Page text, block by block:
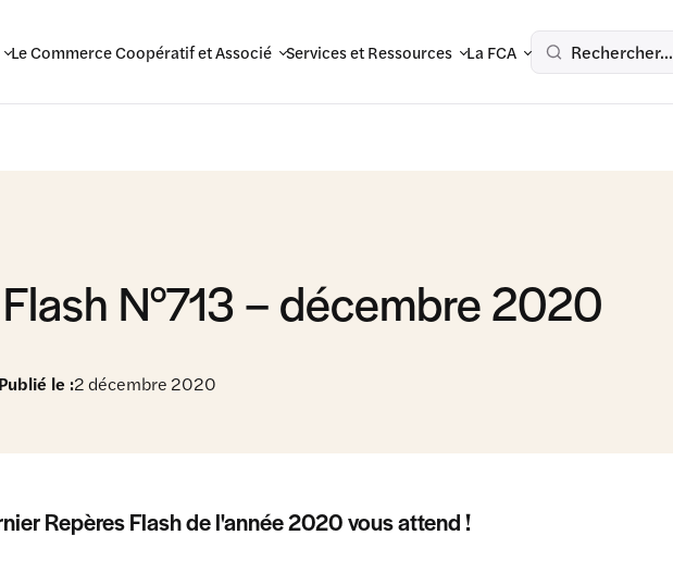
Le Commerce Coopératif et Associé Services et Ressources La FCA Rechercher...
N°713 – décembre 2020
Publié le :2 décembre 2020
Repères Flash de l'année 2020 vous attend !